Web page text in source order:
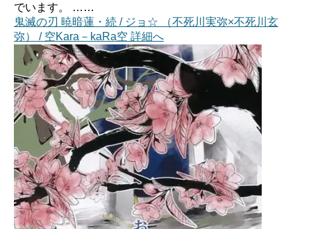
でいます。 ……
鬼滅の刃 暁暗蓮・続 / ジョ☆ （不死川実弥×不死川玄
弥） / 空Kara－kaRa空 詳細へ